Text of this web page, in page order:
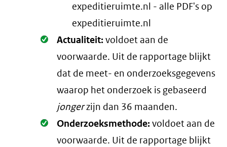
expeditieruimte.nl - alle PDF's op
expeditieruimte.nl
Oké.
Actualiteit:voldoet aan de
voorwaarde. Uit de rapportage blijkt
dat de meet- en onderzoeksgegevens
waarop het onderzoek is gebaseerd
jongerzijn dan 36 maanden.
Oké.
Onderzoeksmethode:voldoet aan de
voorwaarde. Uit de rapportage blijkt